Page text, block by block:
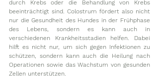
durch Krebs oder die Behandlung von Krebs
beeinträchtigt sind. Colostrum fördert also nicht
nur die Gesundheit des Hundes in der Frühphase
des Lebens, sondern es kann auch in
verschiedenen Krankheitsstadien helfen. Dabei
hilft es nicht nur, um sich gegen Infektionen zu
schützen, sondern kann auch die Heilung nach
Operationen sowie das Wachstum von gesunden
Zellen unterstützen.